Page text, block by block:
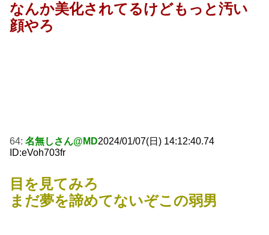
なんか美化されてるけどもっと汚い
顔やろ
64: 名無しさん@MD2024/01/07(日) 14:12:40.74
ID:eVoh703fr
目を見てみろ
まだ夢を諦めてないぞこの弱男